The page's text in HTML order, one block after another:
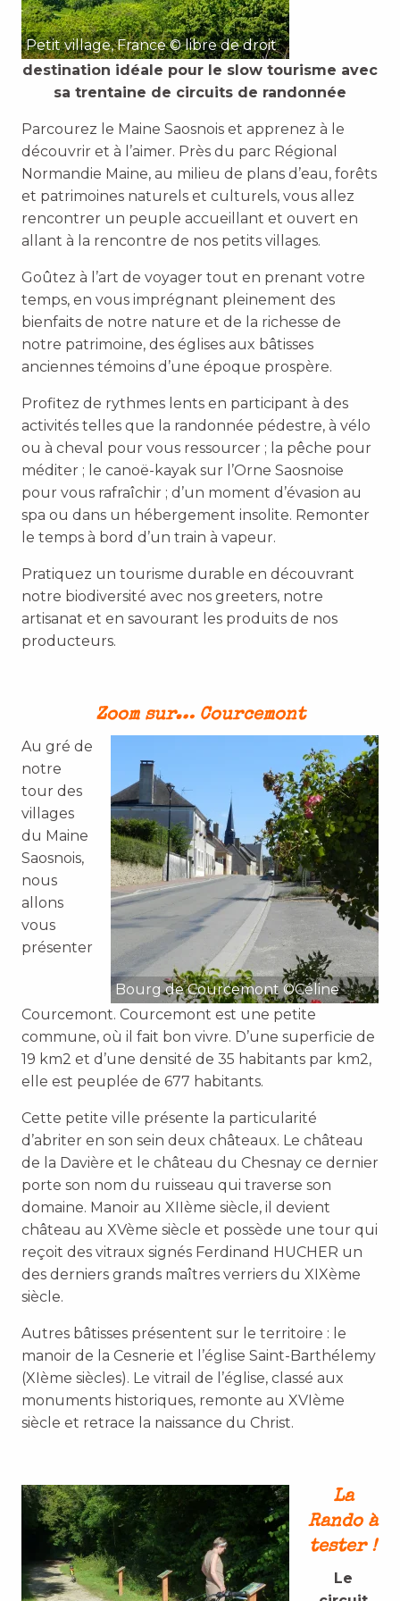
Petit village, France © libre de droit
destination idéale pour le slow tourisme avec
sa trentaine de circuits de randonnée
Parcourez le Maine Saosnois et apprenez à le
découvrir et à l’aimer. Près du parc Régional
Normandie Maine, au milieu de plans d’eau, forêts
et patrimoines naturels et culturels, vous allez
rencontrer un peuple accueillant et ouvert en
allant à la rencontre de nos petits villages.
Goûtez à l’art de voyager tout en prenant votre
temps, en vous imprégnant pleinement des
bienfaits de notre nature et de la richesse de
notre patrimoine, des églises aux bâtisses
anciennes témoins d’une époque prospère.
Profitez de rythmes lents en participant à des
activités telles que la randonnée pédestre, à vélo
ou à cheval pour vous ressourcer ; la pêche pour
méditer ; le canoë-kayak sur l’Orne Saosnoise
pour vous rafraîchir ; d’un moment d’évasion au
spa ou dans un hébergement insolite. Remonter
le temps à bord d’un train à vapeur.
Pratiquez un tourisme durable en découvrant
notre biodiversité avec nos greeters, notre
artisanat et en savourant les produits de nos
producteurs.
Zoom sur… Courcemont
Bourg de Courcemont ©Céline
Au gré de
notre
tour des
villages
du Maine
Saosnois,
nous
allons
vous
présenter
Courcemont. Courcemont est une petite
commune, où il fait bon vivre. D’une superficie de
19 km2 et d’une densité de 35 habitants par km2,
elle est peuplée de 677 habitants.
Cette petite ville présente la particularité
d’abriter en son sein deux châteaux. Le château
de la Davière et le château du Chesnay ce dernier
porte son nom du ruisseau qui traverse son
domaine. Manoir au XIIème siècle, il devient
château au XVème siècle et possède une tour qui
reçoit des vitraux signés Ferdinand HUCHER un
des derniers grands maîtres verriers du XIXème
siècle.
Autres bâtisses présentent sur le territoire : le
manoir de la Cesnerie et l’église Saint-Barthélemy
(XIème siècles). Le vitrail de l’église, classé aux
monuments historiques, remonte au XVIème
siècle et retrace la naissance du Christ.
La
Rando à
tester !
Le